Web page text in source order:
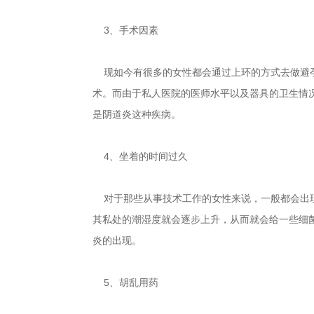
3、手术因素
现如今有很多的女性都会通过上环的方式去做避
术。而由于私人医院的医师水平以及器具的卫生
是阴道炎这种疾病。
4、坐着的时间过久
对于那些从事技术工作的女性来说，一般都会出
其私处的潮湿度就会逐步上升，从而就会给一些
炎的出现。
5、胡乱用药